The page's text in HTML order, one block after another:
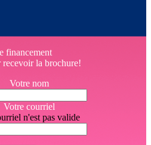
financement
la brochure!
Votre nom
Votre courriel
n'est pas valide